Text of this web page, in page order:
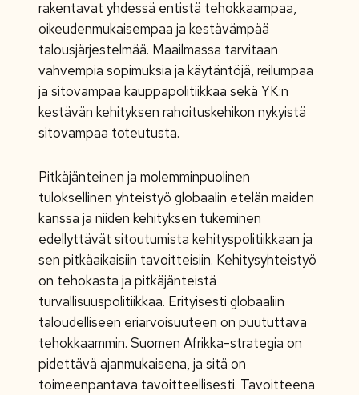
rakentavat yhdessä entistä tehokkaampaa,
oikeudenmukaisempaa ja kestävämpää
talousjärjestelmää. Maailmassa tarvitaan
vahvempia sopimuksia ja käytäntöjä, reilumpaa
ja sitovampaa kauppapolitiikkaa sekä YK:n
kestävän kehityksen rahoituskehikon nykyistä
sitovampaa toteutusta.
Pitkäjänteinen ja molemminpuolinen
tuloksellinen yhteistyö globaalin etelän maiden
kanssa ja niiden kehityksen tukeminen
edellyttävät sitoutumista kehityspolitiikkaan ja
sen pitkäaikaisiin tavoitteisiin. Kehitysyhteistyö
on tehokasta ja pitkäjänteistä
turvallisuuspolitiikkaa. Erityisesti globaaliin
taloudelliseen eriarvoisuuteen on puututtava
tehokkaammin. Suomen Afrikka-strategia on
pidettävä ajanmukaisena, ja sitä on
toimeenpantava tavoitteellisesti. Tavoitteena